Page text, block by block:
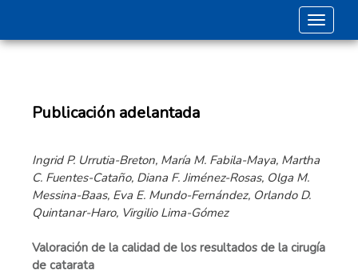
Toggle
Publicación adelantada
Ingrid P. Urrutia-Breton, María M. Fabila-Maya, Martha
C. Fuentes-Cataño, Diana F. Jiménez-Rosas, Olga M.
Messina-Baas, Eva E. Mundo-Fernández, Orlando D.
Quintanar-Haro, Virgilio Lima-Gómez
Valoración de la calidad de los resultados de la cirugía
de catarata